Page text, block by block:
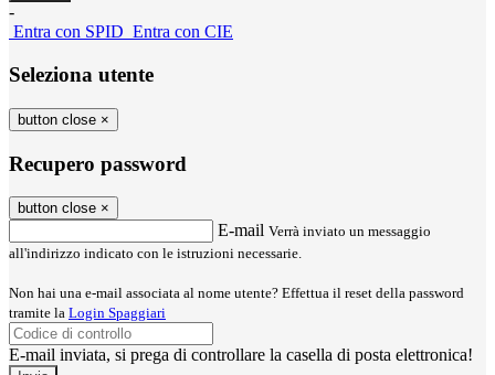
-
Entra con SPID Entra con CIE
Seleziona utente
button close ×
Recupero password
button close ×
E-mail Verrà inviato un messaggio
all'indirizzo indicato con le istruzioni necessarie.
Non hai una e-mail associata al nome utente? Effettua il reset della password
tramite la Login Spaggiari
E-mail inviata, si prega di controllare la casella di posta elettronica!